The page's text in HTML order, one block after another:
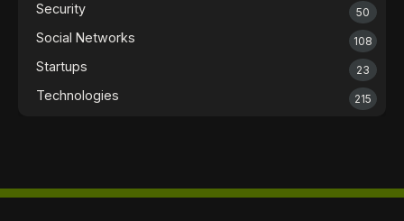
Security 50
Social Networks 108
Startups 23
Technologies 215